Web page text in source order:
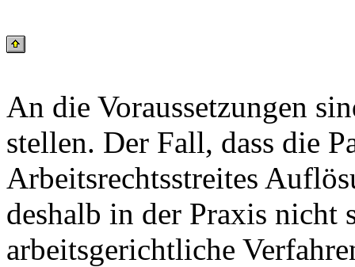
An die Voraussetzungen
stellen. Der Fall, dass die
Arbeitsrechtsstreites
deshalb in der Praxis nicht
arbeitsgerichtliche